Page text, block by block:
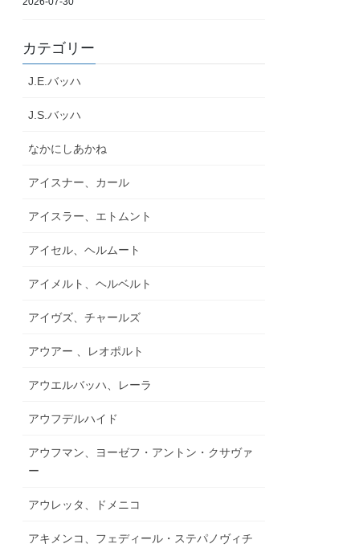
カテゴリー
J.E.バッハ
J.S.バッハ
なかにしあかね
アイスナー、カール
アイスラー、エトムント
アイセル、ヘルムート
アイメルト、ヘルベルト
アイヴズ、チャールズ
アウアー 、レオポルト
アウエルバッハ、レーラ
アウフデルハイド
アウフマン、ヨーゼフ・アントン・クサヴァ
ー
アウレッタ、ドメニコ
アキメンコ、フェディール・ステパノヴィチ